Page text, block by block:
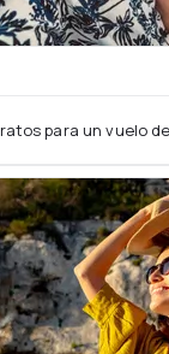
para un vuelo
vuelo de Arkia?